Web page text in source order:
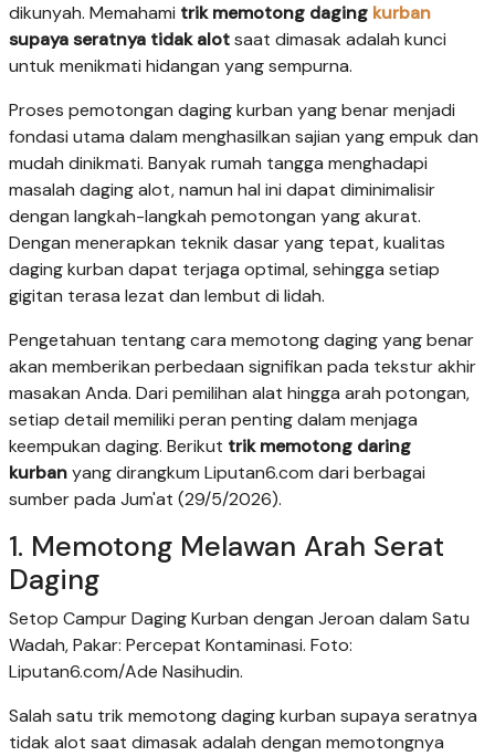
dikunyah. Memahami trik memotong daging kurban
supaya seratnya tidak alotsaat dimasak adalah kunci
untuk menikmati hidangan yang sempurna.
Proses pemotongan daging kurban yang benar menjadi
fondasi utama dalam menghasilkan sajian yang empuk dan
mudah dinikmati. Banyak rumah tangga menghadapi
masalah daging alot, namun hal ini dapat diminimalisir
dengan langkah-langkah pemotongan yang akurat.
Dengan menerapkan teknik dasar yang tepat, kualitas
daging kurban dapat terjaga optimal, sehingga setiap
gigitan terasa lezat dan lembut di lidah.
Pengetahuan tentang cara memotong daging yang benar
akan memberikan perbedaan signifikan pada tekstur akhir
masakan Anda. Dari pemilihan alat hingga arah potongan,
setiap detail memiliki peran penting dalam menjaga
keempukan daging. Berikut trik memotong daring
kurbanyang dirangkum Liputan6.com dari berbagai
sumber pada Jum'at (29/5/2026).
1. Memotong Melawan Arah Serat
Daging
Setop Campur Daging Kurban dengan Jeroan dalam Satu
Wadah, Pakar: Percepat Kontaminasi. Foto:
Liputan6.com/Ade Nasihudin.
Salah satu trik memotong daging kurban supaya seratnya
tidak alot saat dimasak adalah dengan memotongnya